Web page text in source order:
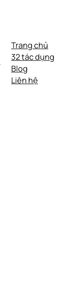
Trang chủ
32 tác dụng
Blog
Liên hệ